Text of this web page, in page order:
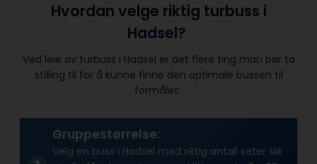
Hvordan velge riktig turbuss i
Hadsel?
Ved leie av turbuss i Hadsel er det flere ting man bør ta
stilling til for å kunne finne den optimale bussen til
formålet:
Gruppestørrelse:
Velg en buss i Hadsel med riktig antall seter slik